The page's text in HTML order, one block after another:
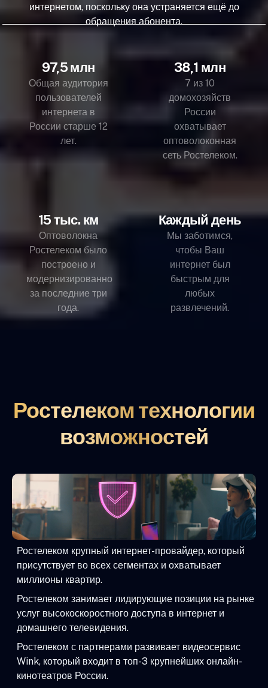
интернетом, поскольку она устраняется ещё до
обращения абонента.
97,5 млн
Общая аудитория
пользователей
интернета в
России старше 12
лет.
38,1 млн
7 из 10
домохозяйств
России
охватывает
оптоволоконная
сеть Ростелеком.
15 тыс. км
Оптоволокна
Ростелеком было
построено и
модернизированно
за последние три
года.
Каждый день
Мы заботимся,
чтобы Ваш
интернет был
быстрым для
любых
развлечений.
Ростелеком технологии
возможностей
Ростелеком крупный интернет-провайдер, который
присутствует во всех сегментах и охватывает
миллионы квартир.
Ростелеком занимает лидирующие позиции на рынке
услуг высокоскоростного доступа в интернет и
домашнего телевидения.
Ростелеком с партнерами развивает видеосервис
Wink, который входит в топ-3 крупнейших онлайн-
кинотеатров России.